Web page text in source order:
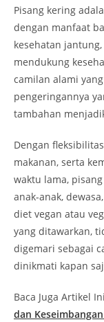
Pisang kering
dengan manfaat
kesehatan
mendukung
camilan alami
pengeringannya
tambahan
Dengan
makanan, serta
waktu lama,
anak-anak,
diet vegan atau
yang ditawarkan,
digemari sebagai
dinikmati kapan
Baca Juga Artikel
dan